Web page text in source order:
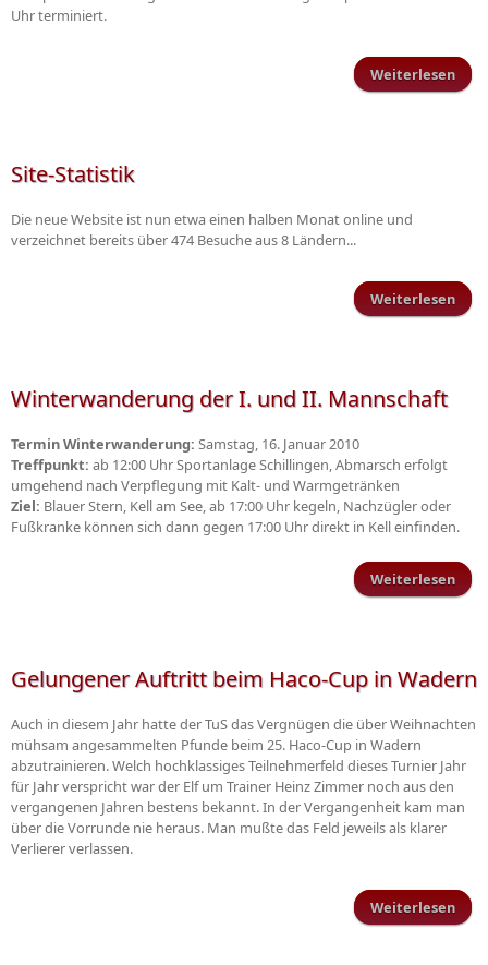
Uhr terminiert.
Weiterlesen
Site-Statistik
Die neue Website ist nun etwa einen halben Monat online und
verzeichnet bereits über 474 Besuche aus 8 Ländern...
Weiterlesen
Winterwanderung der I. und II. Mannschaft
Termin Winterwanderung: Samstag, 16. Januar 2010
Treffpunkt: ab 12:00 Uhr Sportanlage Schillingen, Abmarsch erfolgt
umgehend nach Verpflegung mit Kalt- und Warmgetränken
Ziel: Blauer Stern, Kell am See, ab 17:00 Uhr kegeln, Nachzügler oder
Fußkranke können sich dann gegen 17:00 Uhr direkt in Kell einfinden.
Weiterlesen
Gelungener Auftritt beim Haco-Cup in Wadern
Auch in diesem Jahr hatte der TuS das Vergnügen die über Weihnachten
mühsam angesammelten Pfunde beim 25. Haco-Cup in Wadern
abzutrainieren. Welch hochklassiges Teilnehmerfeld dieses Turnier Jahr
für Jahr verspricht war der Elf um Trainer Heinz Zimmer noch aus den
vergangenen Jahren bestens bekannt. In der Vergangenheit kam man
über die Vorrunde nie heraus. Man mußte das Feld jeweils als klarer
Verlierer verlassen.
Weiterlesen